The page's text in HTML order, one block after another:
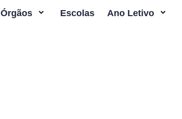
Órgãos Escolas Ano Letivo